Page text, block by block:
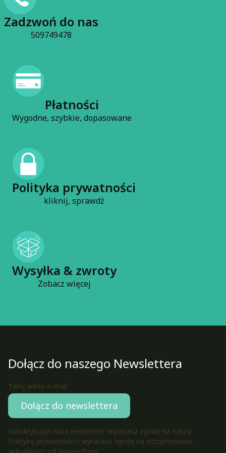
Czytaj całość
Zadzwoń do nas
509749478
Płatności
Wygodne, szybkie, dopasowane
Polityka prywatności
kliknij, sprawdź
Wysyłka & zwroty
Zobacz więcej
Dołącz do naszego Newslettera
Twój adres e-mail
Dołącz do newslettera
Subskrybując nasz newsletter wyrażasz zgodę na naszą
Politykę prywatności i wyrażasz zgodę na otrzymywanie